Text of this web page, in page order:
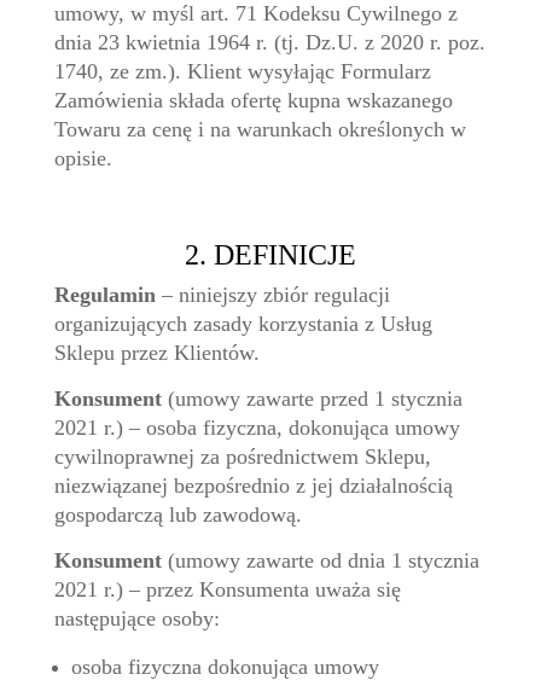
umowy, w myśl art. 71 Kodeksu Cywilnego z
dnia 23 kwietnia 1964 r. (tj. Dz.U. z 2020 r. poz.
1740, ze zm.). Klient wysyłając Formularz
Zamówienia składa ofertę kupna wskazanego
Towaru za cenę i na warunkach określonych w
opisie.
2. DEFINICJE
Regulamin– niniejszy zbiór regulacji
organizujących zasady korzystania z Usług
Sklepu przez Klientów.
Konsument(umowy zawarte przed 1 stycznia
2021 r.) – osoba fizyczna, dokonująca umowy
cywilnoprawnej za pośrednictwem Sklepu,
niezwiązanej bezpośrednio z jej działalnością
gospodarczą lub zawodową.
Konsument(umowy zawarte od dnia 1 stycznia
2021 r.) – przez Konsumenta uważa się
następujące osoby:
osoba fizyczna dokonująca umowy